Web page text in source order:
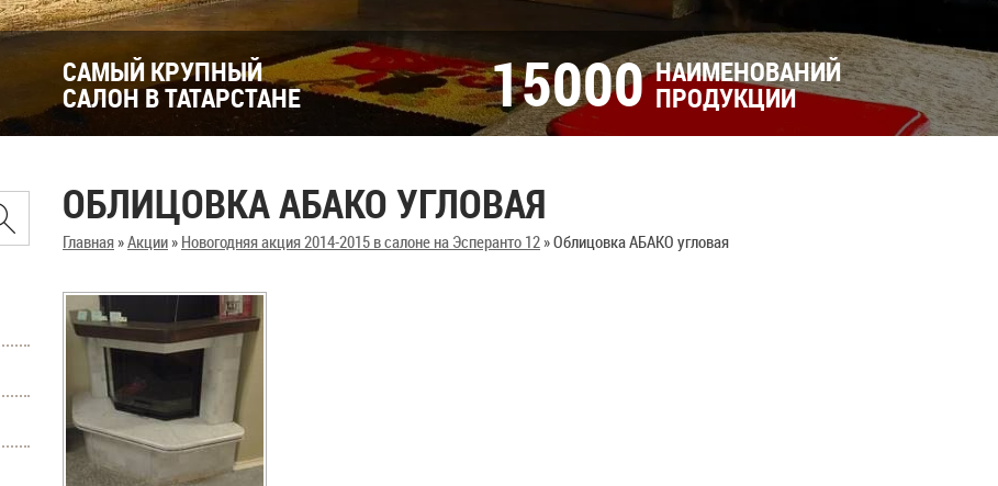
САМЫЙ КРУПНЫЙ
САЛОН В ТАТАРСТАНЕ 15000 НАИМЕНОВАНИЙ
ПРОДУКЦИИ
ОБЛИЦОВКА АБАКО УГЛОВАЯ
Главная»Акции» Новогодняя акция 2014-2015 в салоне на Эсперанто 12»Облицовка АБАКО угловая